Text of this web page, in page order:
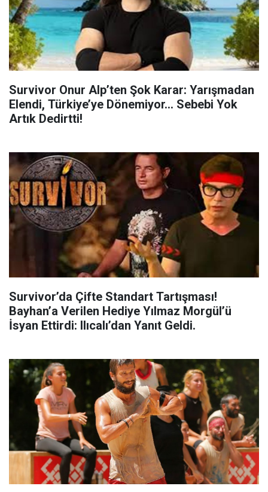
Survivor Onur Alp’ten Şok Karar: Yarışmadan
Elendi, Türkiye’ye Dönemiyor... Sebebi Yok
Artık Dedirtti!
Survivor’da Çifte Standart Tartışması!
Bayhan’a Verilen Hediye Yılmaz Morgül’ü
İsyan Ettirdi: Ilıcalı’dan Yanıt Geldi.